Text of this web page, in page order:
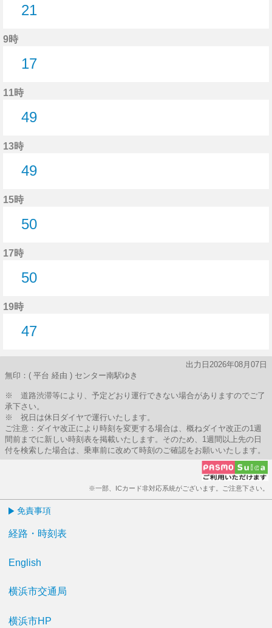
21
9時
17
11時
49
13時
49
15時
50
17時
50
19時
47
出力日2026年08月07日
無印：( 平台 経由 ) センター南駅ゆき
※ 道路渋滞等により、予定どおり運行できない場合がありますのでご了
承下さい。
※ 祝日は休日ダイヤで運行いたします。
ご注意：ダイヤ改正により時刻を変更する場合は、概ねダイヤ改正の1週
間前までに新しい時刻表を掲載いたします。そのため、1週間以上先の日
付を検索した場合は、乗車前に改めて時刻のご確認をお願いいたします。
※一部、ICカード非対応系統がございます。ご注意下さい。
免責事項
経路・時刻表
English
横浜市交通局
横浜市HP